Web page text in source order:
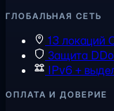
ГЛОБАЛЬНАЯ СЕТЬ
13 локаций
Защита
IPv6 +
ОПЛАТА И ДОВЕРИЕ